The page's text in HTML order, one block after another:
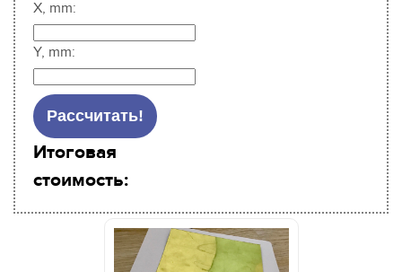
X, mm:
Y, mm:
Итоговая
стоимость: